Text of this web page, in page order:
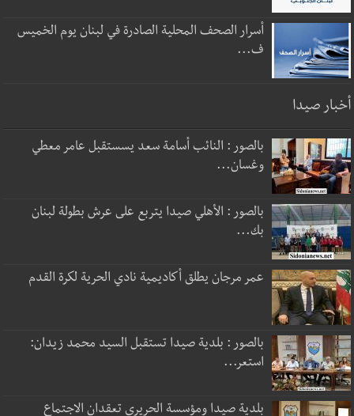
أسرار الصحف المحلية الصادرة في لبنان يوم الخميس
ف...
أخبار صيدا
بالصور : النائب أسامة سعد يسستقبل عامر معطي
وغسان...
بالصور : الأهلي صيدا يتربع على عرش بطولة لبنان
بك...
عمر مرجان يطلق أكاديمية نادي الحرية لكرة القدم
بالصور : بلدية صيدا تستقبل السيد محمد زيدان:
استعر...
بلدية صيدا ومؤسسة الحريري تعقدان الاجتماع